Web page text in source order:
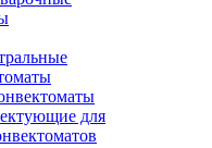
для